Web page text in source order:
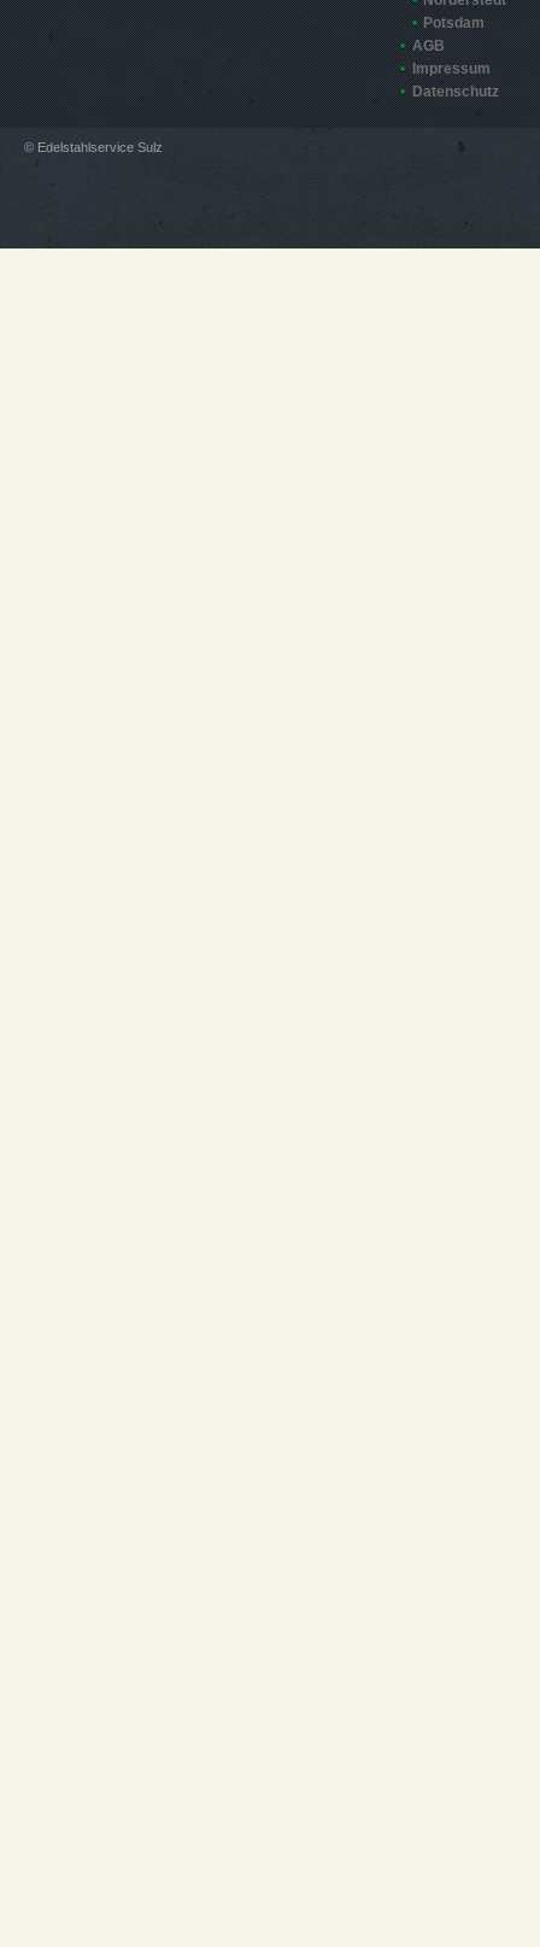
Potsdam
AGB
Impressum
Datenschutz
© Edelstahlservice Sulz